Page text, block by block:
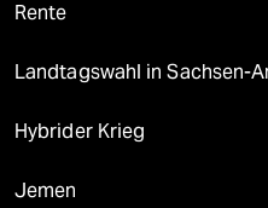
Rente
Landtagswahl in Sachsen-
Hybrider Krieg
Jemen